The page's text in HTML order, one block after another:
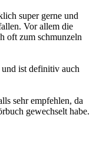
super gerne und
Vor allem die
oft zum schmunzeln
ist definitiv auch
sehr empfehlen, da
gewechselt habe.